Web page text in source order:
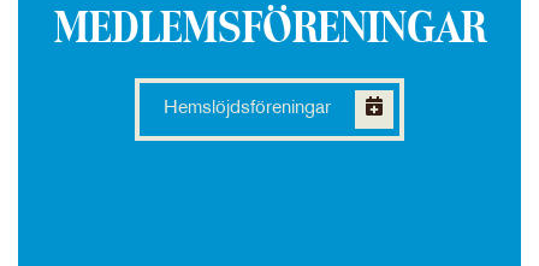
MEDLEMSFÖRENINGAR
Hemslöjdsföreningar